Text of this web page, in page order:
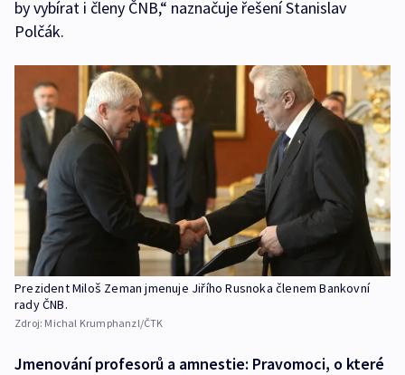
by vybírat i členy ČNB,“ naznačuje řešení Stanislav
Polčák.
Prezident Miloš Zeman jmenuje Jiřího Rusnoka členem Bankovní
rady ČNB.
Zdroj: Michal Krumphanzl/ČTK
Jmenování profesorů a amnestie: Pravomoci, o které